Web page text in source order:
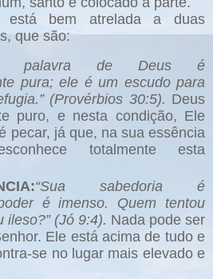
está bem atrelada a duas
que são:
palavra de Deus é
pura; ele é um escudo para
(Provérbios 30:5). Deus
puro, e nesta condição, Ele
pecar, já que, na sua essência
totalmente esta
“Sua sabedoria é
é imenso. Quem tentou
ileso?” (Jó 9:4). Nada pode ser
Ele está acima de tudo e
se no lugar mais elevado e